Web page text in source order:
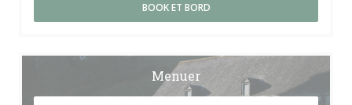
BOOK ET BORD
Menuer